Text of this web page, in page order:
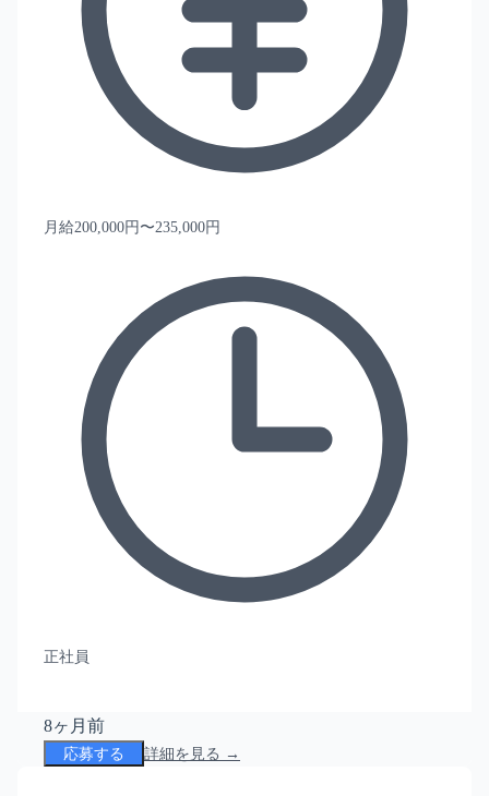
月給200,000円〜235,000円
正社員
8ヶ月前
応募する 詳細を見る →